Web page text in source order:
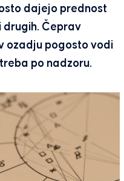
dajejo prednost
drugih. Čeprav
ozadju pogosto vodi
po nadzoru.